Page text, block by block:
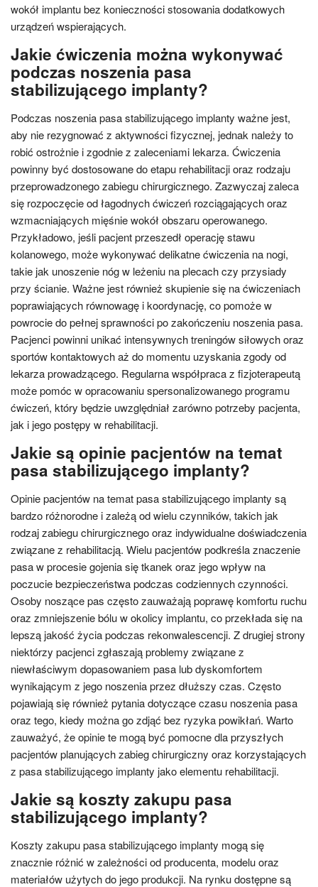
wokół implantu bez konieczności stosowania dodatkowych
urządzeń wspierających.
Jakie ćwiczenia można wykonywać
podczas noszenia pasa
stabilizującego implanty?
Podczas noszenia pasa stabilizującego implanty ważne jest,
aby nie rezygnować z aktywności fizycznej, jednak należy to
robić ostrożnie i zgodnie z zaleceniami lekarza. Ćwiczenia
powinny być dostosowane do etapu rehabilitacji oraz rodzaju
przeprowadzonego zabiegu chirurgicznego. Zazwyczaj zaleca
się rozpoczęcie od łagodnych ćwiczeń rozciągających oraz
wzmacniających mięśnie wokół obszaru operowanego.
Przykładowo, jeśli pacjent przeszedł operację stawu
kolanowego, może wykonywać delikatne ćwiczenia na nogi,
takie jak unoszenie nóg w leżeniu na plecach czy przysiady
przy ścianie. Ważne jest również skupienie się na ćwiczeniach
poprawiających równowagę i koordynację, co pomoże w
powrocie do pełnej sprawności po zakończeniu noszenia pasa.
Pacjenci powinni unikać intensywnych treningów siłowych oraz
sportów kontaktowych aż do momentu uzyskania zgody od
lekarza prowadzącego. Regularna współpraca z fizjoterapeutą
może pomóc w opracowaniu spersonalizowanego programu
ćwiczeń, który będzie uwzględniał zarówno potrzeby pacjenta,
jak i jego postępy w rehabilitacji.
Jakie są opinie pacjentów na temat
pasa stabilizującego implanty?
Opinie pacjentów na temat pasa stabilizującego implanty są
bardzo różnorodne i zależą od wielu czynników, takich jak
rodzaj zabiegu chirurgicznego oraz indywidualne doświadczenia
związane z rehabilitacją. Wielu pacjentów podkreśla znaczenie
pasa w procesie gojenia się tkanek oraz jego wpływ na
poczucie bezpieczeństwa podczas codziennych czynności.
Osoby noszące pas często zauważają poprawę komfortu ruchu
oraz zmniejszenie bólu w okolicy implantu, co przekłada się na
lepszą jakość życia podczas rekonwalescencji. Z drugiej strony
niektórzy pacjenci zgłaszają problemy związane z
niewłaściwym dopasowaniem pasa lub dyskomfortem
wynikającym z jego noszenia przez dłuższy czas. Często
pojawiają się również pytania dotyczące czasu noszenia pasa
oraz tego, kiedy można go zdjąć bez ryzyka powikłań. Warto
zauważyć, że opinie te mogą być pomocne dla przyszłych
pacjentów planujących zabieg chirurgiczny oraz korzystających
z pasa stabilizującego implanty jako elementu rehabilitacji.
Jakie są koszty zakupu pasa
stabilizującego implanty?
Koszty zakupu pasa stabilizującego implanty mogą się
znacznie różnić w zależności od producenta, modelu oraz
materiałów użytych do jego produkcji. Na rynku dostępne są